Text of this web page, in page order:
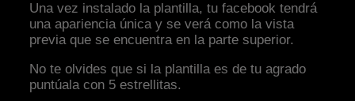
Una vez instalado la plantilla, tu facebook tendrá
una apariencia única y se verá como la vista
previa que se encuentra en la parte superior.
No te olvides que si la plantilla es de tu agrado
puntúala con 5 estrellitas.